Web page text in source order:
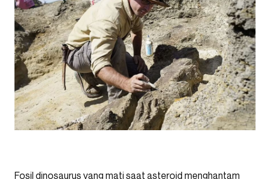
Fosil dinosaurus yang mati saat asteroid menghantam